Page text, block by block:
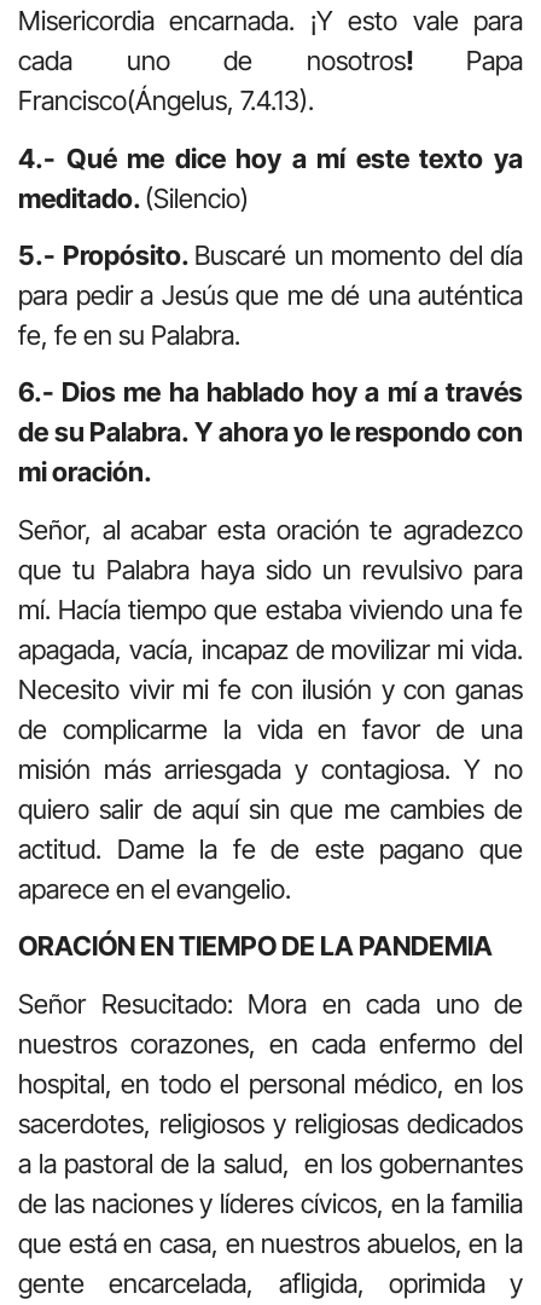
Misericordia encarnada. ¡Y esto vale para
cada uno de nosotros! Papa
Francisco(Ángelus, 7.4.13).
4.- Qué me dice hoy a mí este texto ya
meditado.(Silencio)
5.- Propósito. Buscaré un momento del día
para pedir a Jesús que me dé una auténtica
fe, fe en su Palabra.
6.- Dios me ha hablado hoy a mí a través
de su Palabra. Y ahora yo le respondo con
mi oración.
Señor, al acabar esta oración te agradezco
que tu Palabra haya sido un revulsivo para
mí. Hacía tiempo que estaba viviendo una fe
apagada, vacía, incapaz de movilizar mi vida.
Necesito vivir mi fe con ilusión y con ganas
de complicarme la vida en favor de una
misión más arriesgada y contagiosa. Y no
quiero salir de aquí sin que me cambies de
actitud. Dame la fe de este pagano que
aparece en el evangelio.
ORACIÓN EN TIEMPO DE LA PANDEMIA
Señor Resucitado: Mora en cada uno de
nuestros corazones, en cada enfermo del
hospital, en todo el personal médico, en los
sacerdotes, religiosos y religiosas dedicados
a la pastoral de la salud, en los gobernantes
de las naciones y líderes cívicos, en la familia
que está en casa, en nuestros abuelos, en la
gente encarcelada, afligida, oprimida y